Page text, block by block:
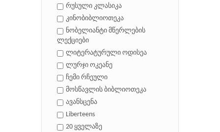
რუსული კლასიკა
კინობიბლიოთეკა
ნობელიანტი მწერლების
ლექციები
ლიტერატურული ოდისეა
ლურჯი ოკეანე
ჩემი რჩეული
მოსწავლის ბიბლიოთეკა
ავანსცენა
Liberteens
20 ყველაზე